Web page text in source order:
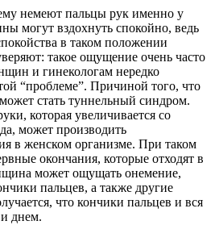
немеют пальцы рук именно у
могут вздохнуть спокойно, ведь
в таком положении
такое ощущение очень часто
и гинекологам нередко
“проблеме”. Причиной того, что
стать туннельный синдром.
которая увеличивается со
может производить
в женском организме. При таком
окончания, которые отходят в
может ощущать онемение,
пальцев, а также другие
что кончики пальцев и вся
днем.